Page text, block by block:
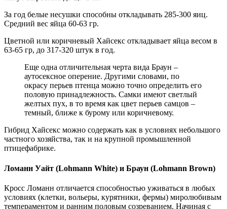
За год белые несушки способны откладывать 285-300 яиц.
Средний вес яйца 60-63 гр.
Цветной или коричневый Хайсекс откладывает яйца весом в
63-65 гр, до 317-320 штук в год.
Еще одна отличительная черта вида Браун –
аутосексное оперение. Другими словами, по
окрасу перьев птенца можно точно определить его
половую принадлежность. Самки имеют светлый
желтых пух, в то время как цвет перьев самцов –
темный, ближе к бурому или коричневому.
Гибрид Хайсекс можно содержать как в условиях небольшого
частного хозяйства, так и на крупной промышленной
птицефабрике.
Ломанн Уайт (Lohmann White) и Браун (Lohmann Brown)
Кросс Ломанн отличается способностью уживаться в любых
условиях (клетки, вольеры, курятники, фермы) миролюбивым
темпераментом и ранним половым созреванием. Начиная с